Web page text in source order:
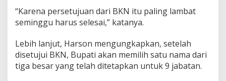
“Karena persetujuan dari BKN itu paling lambat
seminggu harus selesai,” katanya.
Lebih lanjut, Harson mengungkapkan, setelah
disetujui BKN, Bupati akan memilih satu nama dari
tiga besar yang telah ditetapkan untuk 9 jabatan.